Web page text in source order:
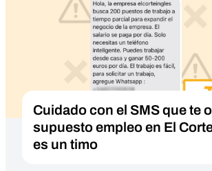
Cuidado con el SMS que te
supuesto empleo en El
es un timo